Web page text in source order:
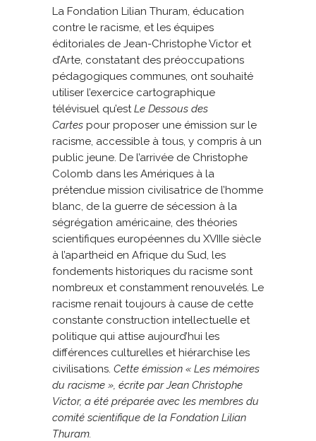
La Fondation Lilian Thuram, éducation
contre le racisme, et les équipes
éditoriales de Jean-Christophe Victor et
d’Arte, constatant des préoccupations
pédagogiques communes, ont souhaité
utiliser l’exercice cartographique
télévisuel qu’estLe Dessous des
Cartes pour proposer une émission sur le
racisme, accessible à tous, y compris à un
public jeune. De l’arrivée de Christophe
Colomb dans les Amériques à la
prétendue mission civilisatrice de l’homme
blanc, de la guerre de sécession à la
ségrégation américaine, des théories
scientifiques européennes du XVIIIe siècle
à l’apartheid en Afrique du Sud, les
fondements historiques du racisme sont
nombreux et constamment renouvelés. Le
racisme renait toujours à cause de cette
constante construction intellectuelle et
politique qui attise aujourd’hui les
différences culturelles et hiérarchise les
civilisations. Cette émission « Les mémoires
du racisme », écrite par Jean Christophe
Victor, a été préparée avec les membres du
comité scientifique de la Fondation Lilian
Thuram.